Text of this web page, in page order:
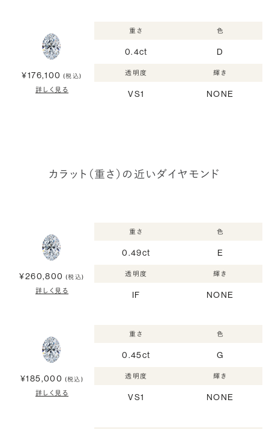
¥176,100 (税込)
詳しく見る
重さ
0.4ct
色
D
透明度
VS1
輝き
NONE
カラット（重さ）の近いダイヤモンド
¥260,800 (税込)
詳しく見る
重さ
0.49ct
色
E
透明度
IF
輝き
NONE
¥185,000 (税込)
詳しく見る
重さ
0.45ct
色
G
透明度
VS1
輝き
NONE